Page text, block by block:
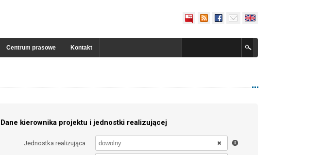
Centrum prasowe Kontakt
Dane kierownika projektu i jednostki realizującej
Jednostka realizująca